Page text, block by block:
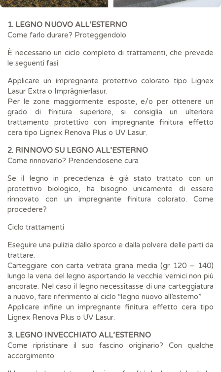
1. LEGNO NUOVO ALL’ESTERNO
Come farlo durare? Proteggendolo
È necessario un ciclo completo di trattamenti, che prevede
le seguenti fasi:
Applicare un impregnante protettivo colorato tipo Lignex
Lasur Extra o Imprägnierlasur.
Per le zone maggiormente esposte, e/o per ottenere un
grado di finitura superiore, si consiglia un ulteriore
trattamento protettivo con impregnante finitura effetto
cera tipo Lignex Renova Plus o UV Lasur.
2. RINNOVO SU LEGNO ALL’ESTERNO
Come rinnovarlo? Prendendosene cura
Se il legno in precedenza è già stato trattato con un
protettivo biologico, ha bisogno unicamente di essere
rinnovato con un impregnante finitura colorato. Come
procedere?
Ciclo trattamenti
Eseguire una pulizia dallo sporco e dalla polvere delle parti da
trattare.
Carteggiare con carta vetrata grana media (gr 120 – 140)
lungo la vena del legno asportando le vecchie vernici non più
ancorate. Nel caso il legno necessitasse di una carteggiatura
a nuovo, fare riferimento al ciclo “legno nuovo all’esterno”.
Applicare infine un impregnante finitura effetto cera tipo
Lignex Renova Plus o UV Lasur.
3. LEGNO INVECCHIATO ALL’ESTERNO
Come ripristinare il suo fascino originario? Con qualche
accorgimento